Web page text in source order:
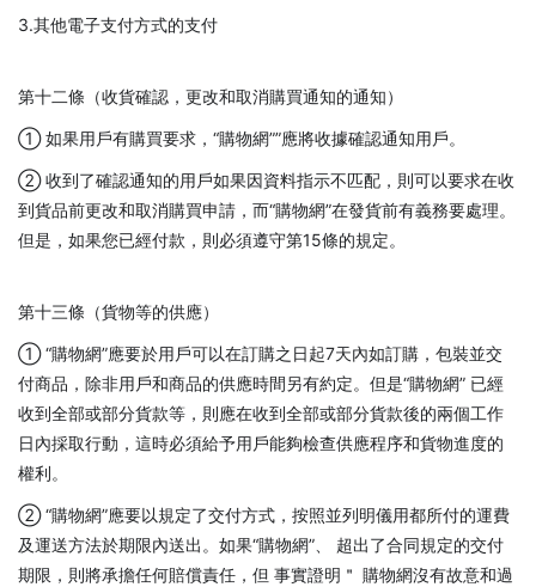
3.其他電子支付方式的支付
第十二條（收貨確認，更改和取消購買通知的通知）
① 如果用戶有購買要求，“購物網””應將收據確認通知用戶。
② 收到了確認通知的用戶如果因資料指示不匹配，則可以要求在收
到貨品前更改和取消購買申請，而“購物網”在發貨前有義務要處理。
但是，如果您已經付款，則必須遵守第15條的規定。
第十三條（貨物等的供應）
① “購物網”應要於用戶可以在訂購之日起7天內如訂購，包裝並交
付商品，除非用戶和商品的供應時間另有約定。但是“購物網” 已經
收到全部或部分貨款等，則應在收到全部或部分貨款後的兩個工作
日內採取行動，這時必須給予用戶能夠檢查供應程序和貨物進度的
權利。
② “購物網”應要以規定了交付方式，按照並列明儀用都所付的運費
及運送方法於期限內送出。如果“購物網”、 超出了合同規定的交付
期限，則將承擔任何賠償責任，但 事實證明＂ 購物網沒有故意和過